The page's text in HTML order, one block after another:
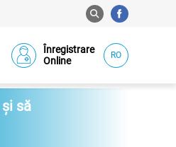
Înregistrare
Online
RO
să